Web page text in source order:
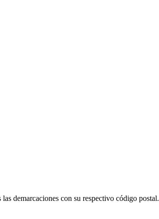
las demarcaciones con su respectivo código postal.